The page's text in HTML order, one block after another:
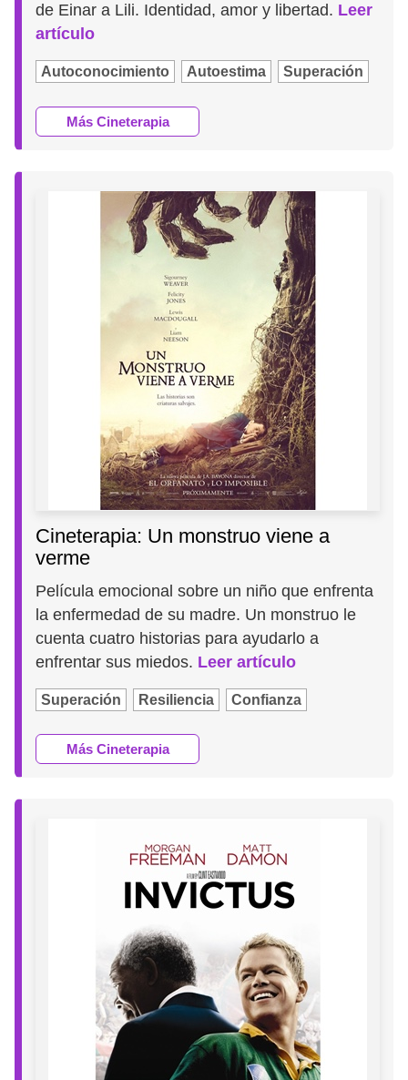
de Einar a Lili. Identidad, amor y libertad. Leer
artículo
Autoconocimiento Autoestima Superación
Más Cineterapia
Cineterapia: Un monstruo viene a
verme
Película emocional sobre un niño que enfrenta
la enfermedad de su madre. Un monstruo le
cuenta cuatro historias para ayudarlo a
enfrentar sus miedos. Leer artículo
Superación Resiliencia Confianza
Más Cineterapia